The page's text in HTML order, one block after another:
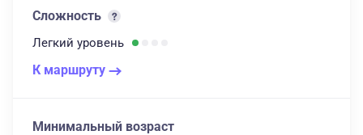
Сложность
Легкий уровень
К маршруту
Минимальный возраст